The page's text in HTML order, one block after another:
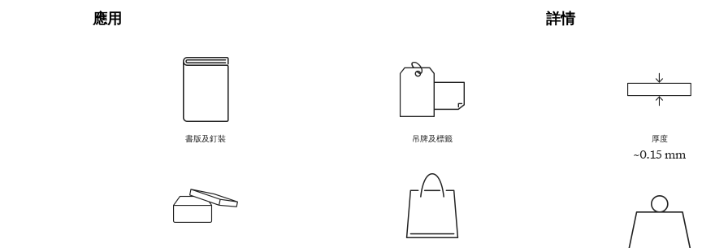
應用
書版及釘裝 吊牌及標籤
詳情
厚度
~0.15 mm